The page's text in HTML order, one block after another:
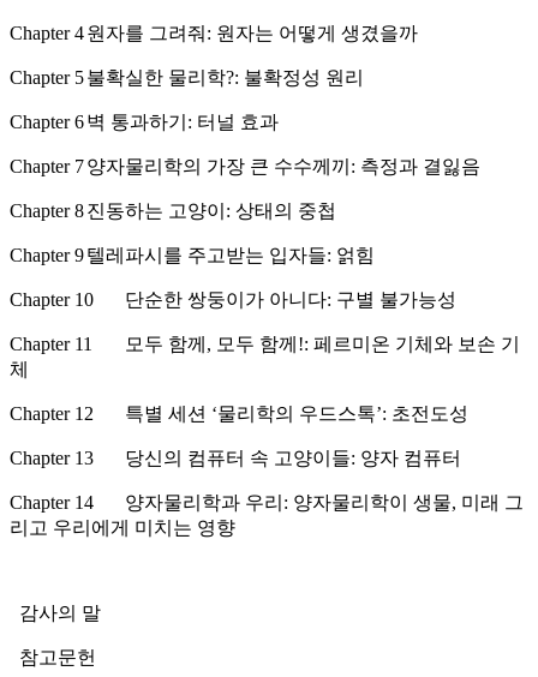
Chapter 4원자를 그려줘: 원자는 어떻게 생겼을까
Chapter 5불확실한 물리학?: 불확정성 원리
Chapter 6벽 통과하기: 터널 효과
Chapter 7양자물리학의 가장 큰 수수께끼: 측정과 결잃음
Chapter 8진동하는 고양이: 상태의 중첩
Chapter 9텔레파시를 주고받는 입자들: 얽힘
Chapter 10 단순한 쌍둥이가 아니다: 구별 불가능성
Chapter 11
모두 함께, 모두 함께!: 페르미온 기체와 보손 기
체
Chapter 12 특별 세션 ‘물리학의 우드스톡’: 초전도성
Chapter 13 당신의 컴퓨터 속 고양이들: 양자 컴퓨터
Chapter 14
양자물리학과 우리: 양자물리학이 생물, 미래 그
리고 우리에게 미치는 영향
감사의 말
참고문헌